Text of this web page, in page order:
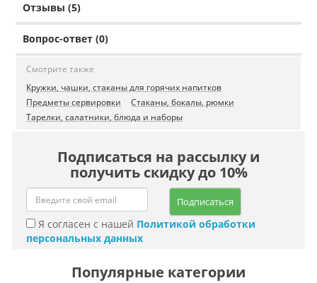
Отзывы (5)
Вопрос-ответ (0)
Смотрите также
Кружки, чашки, стаканы для горячих напитков
Предметы сервировки
Стаканы, бокалы, рюмки
Тарелки, салатники, блюда и наборы
Подписаться на рассылку и
получить скидку до 10%
Подписаться
Я согласен с нашей Политикой обработки
персональных данных
Популярные категории